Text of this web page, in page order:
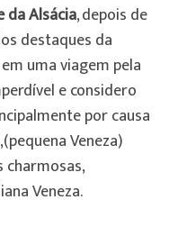
Alsácia, depois de
destaques da
uma viagem pela
e considero
por causa
Veneza)
charmosas,
Veneza.